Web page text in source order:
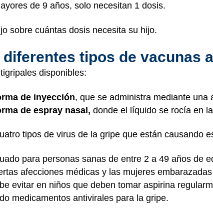
de 9 años, solo necesitan 1 dosis.
sobre cuántas dosis necesita su hijo.
tipos de vacunas
disponibles:
de inyección, que se administra mediante una
de espray nasal, donde el líquido se rocía en
tipos de virus de la gripe que están causando
para personas sanas de entre 2 a 49 años de
afecciones médicas y las mujeres embarazadas
evitar en niños que deben tomar aspirina
medicamentos antivirales para la gripe.